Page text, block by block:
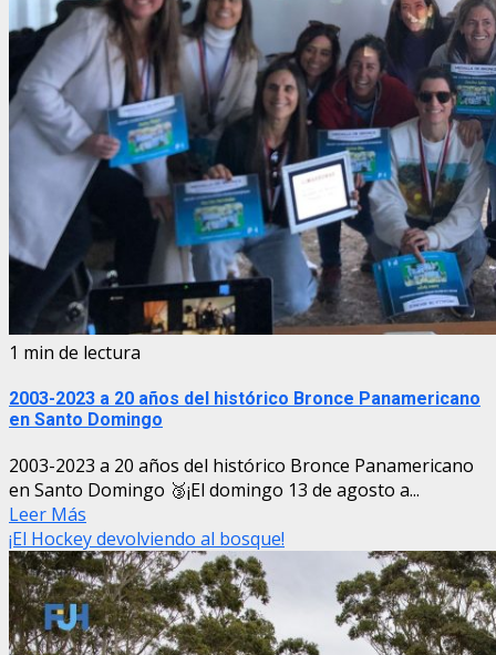
1 min de lectura
2003-2023 a 20 años del histórico Bronce Panamericano
en Santo Domingo
2003-2023 a 20 años del histórico Bronce Panamericano
en Santo Domingo 🥉¡El domingo 13 de agosto a...
Leer Más
¡El Hockey devolviendo al bosque!